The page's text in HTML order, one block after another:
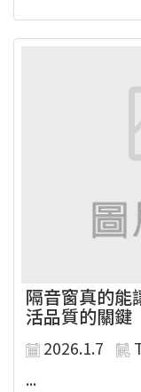
隔音窗真的能
活品質的關鍵
2026.1.7
...